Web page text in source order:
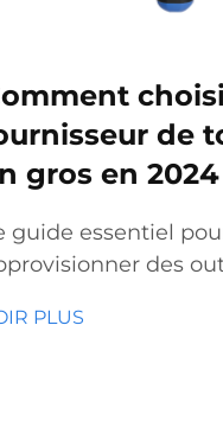
de
gros en 2024
guide essentiel
des
actuel en
PLUS